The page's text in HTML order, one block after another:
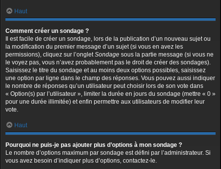
Haut
Comment créer un sondage ?
Il est facile de créer un sondage, lors de la publication d’un nouveau sujet ou
la modification du premier message d’un sujet (si vous en avez les
permissions), cliquez sur l’ongletSondage sous la partie message (si vous ne
le voyez pas, vous n’avez probablement pas le droit de créer des sondages).
Saisissez le titre du sondage et au moins deux options possibles, saisissez
une option par ligne dans le champ des réponses. Vous pouvez aussi indiquer
le nombre de réponses qu’un utilisateur peut choisir lors de son vote dans
« Option(s) par l’utilisateur », limiter la durée en jours du sondage (mettre « 0 »
pour une durée illimitée) et enfin permettre aux utilisateurs de modifier leur
vote.
Haut
Pourquoi ne puis-je pas ajouter plus d’options à mon sondage ?
Le nombre d’options maximum par sondage est défini par l’administrateur. Si
vous avez besoin d’indiquer plus d’options, contactez-le.